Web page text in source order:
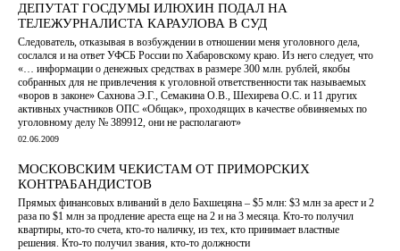
ДЕПУТАТ ГОСДУМЫ ИЛЮХИН ПОДАЛ НА
ТЕЛЕЖУРНАЛИСТА КАРАУЛОВА В СУД
Следователь, отказывая в возбуждении в отношении меня уголовного дела,
сослался и на ответ УФСБ России по Хабаровскому краю. Из него следует, что
«… информации о денежных средствах в размере 300 млн. рублей, якобы
собранных для не привлечения к уголовной ответственности так называемых
«воров в законе» Сахнова Э.Г., Семакина О.В., Шехирева О.С. и 11 других
активных участников ОПС «Общак», проходящих в качестве обвиняемых по
уголовному делу № 389912, они не располагают»
02.06.2009
МОСКОВСКИМ ЧЕКИСТАМ ОТ ПРИМОРСКИХ
КОНТРАБАНДИСТОВ
Прямых финансовых вливаний в дело Бахшецяна – $5 млн: $3 млн за арест и 2
раза по $1 млн за продление ареста еще на 2 и на 3 месяца. Кто-то получил
квартиры, кто-то счета, кто-то наличку, из тех, кто принимает властные
решения. Кто-то получил звания, кто-то должности